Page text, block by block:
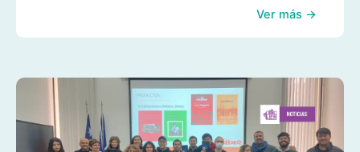
Ver más →